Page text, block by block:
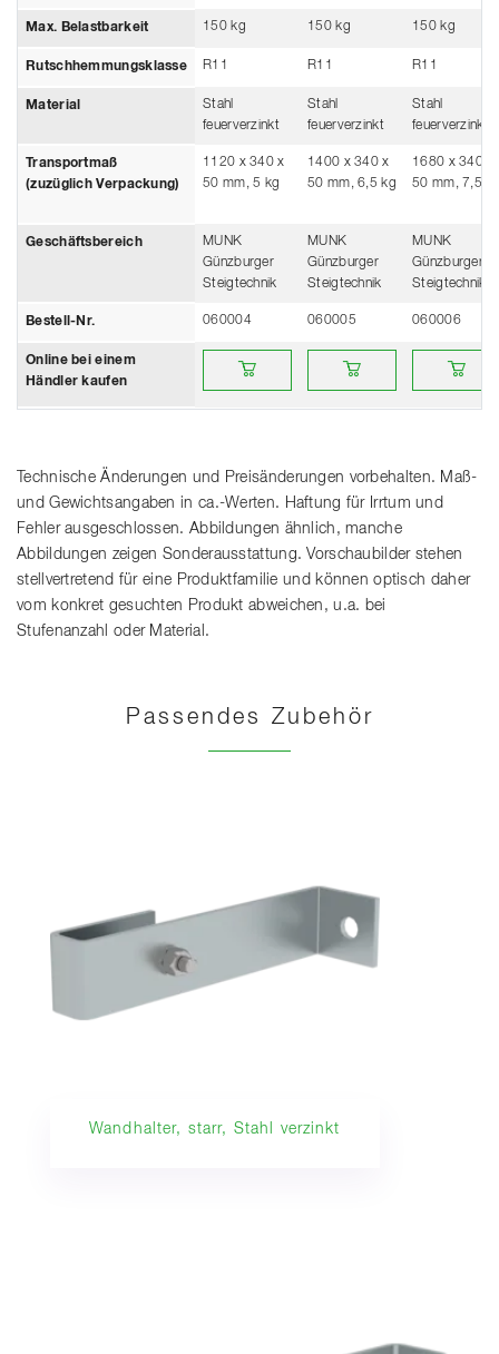
Max. Belastbarkeit 150 kg 150 kg 150 kg
Rutschhemmungsklasse R11 R11 R11
Material
Stahl
feuerverzinkt
Stahl
feuerverzinkt
Stahl
feuerverzinkt
Transportmaß
(zuzüglich Verpackung)
1120 x 340 x
50 mm, 5 kg
1400 x 340 x
50 mm, 6,5 kg
1680 x 340 x
50 mm, 7,5
Geschäftsbereich
MUNK
Günzburger
Steigtechnik
MUNK
Günzburger
Steigtechnik
MUNK
Günzburger
Steigtechnik
Bestell-Nr. 060004 060005 060006
Online bei einem
Händler kaufen
Online bei einem Händler kaufen
Online bei einem Händler
Online bei
Technische Änderungen und Preisänderungen vorbehalten. Maß-
und Gewichtsangaben in ca.-Werten. Haftung für Irrtum und
Fehler ausgeschlossen. Abbildungen ähnlich, manche
Abbildungen zeigen Sonderausstattung. Vorschaubilder stehen
stellvertretend für eine Produktfamilie und können optisch daher
vom konkret gesuchten Produkt abweichen, u.a. bei
Stufenanzahl oder Material.
Passendes Zubehör
Wandhalter, starr, Stahl verzinkt